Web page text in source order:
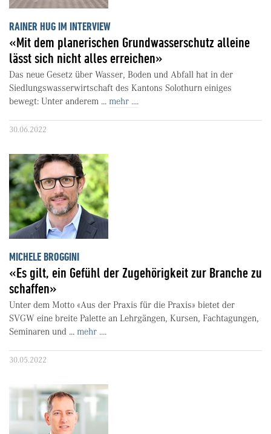
RAINER HUG IM INTERVIEW
«Mit dem planerischen Grundwasserschutz alleine
lässt sich nicht alles erreichen»
Das neue Gesetz über Wasser, Boden und Abfall hat in der
Siedlungswasserwirtschaft des Kantons Solothurn einiges
bewegt: Unter anderem ... mehr ....
30.06.2022
MICHELE BROGGINI
«Es gilt, ein Gefühl der Zugehörigkeit zur Branche zu
schaffen»
Unter dem Motto «Aus der Praxis für die Praxis» bietet der
SVGW eine breite Palette an Lehrgängen, Kursen, Fachtagungen,
Seminaren und ... mehr ....
30.05.2022